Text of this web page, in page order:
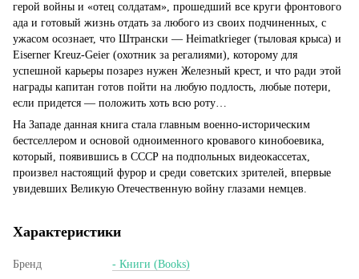
герой войны и «отец солдатам», прошедший все круги фронтового
ада и готовый жизнь отдать за любого из своих подчиненных, с
ужасом осознает, что Штрански — Heimatkrieger (тыловая крыса) и
Eiserner Kreuz-Geier (охотник за регалиями), которому для
успешной карьеры позарез нужен Железный крест, и что ради этой
награды капитан готов пойти на любую подлость, любые потери,
если придется — положить хоть всю роту…
На Западе данная книга стала главным военно-историческим
бестселлером и основой одноименного кровавого кинобоевика,
который, появившись в СССР на подпольных видеокассетах,
произвел настоящий фурор и среди советских зрителей, впервые
увидевших Великую Отечественную войну глазами немцев.
Характеристики
Бренд
- Книги (Books)